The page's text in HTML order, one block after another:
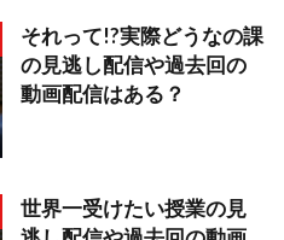
それって!?実際どうなの課
の見逃し配信や過去回の
動画配信はある？
世界一受けたい授業の見